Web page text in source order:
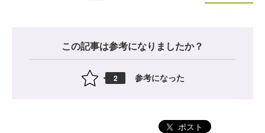
この記事は参考になりましたか？
2 参考になった
ポスト